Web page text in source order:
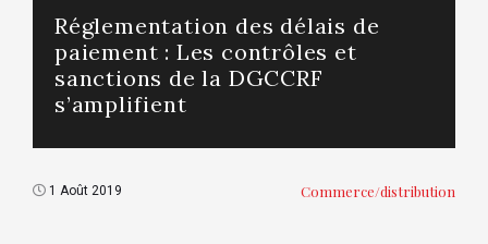
Réglementation des délais de
paiement : Les contrôles et
sanctions de la DGCCRF
s’amplifient
1 Août 2019 Commerce/distribution